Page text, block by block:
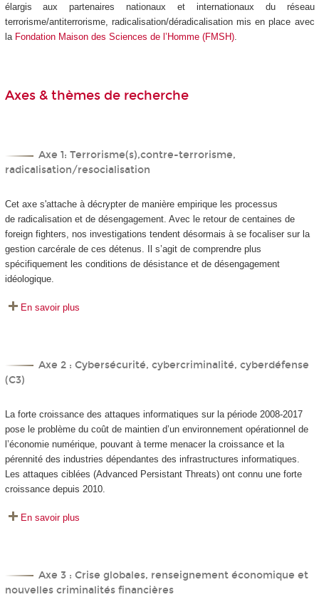
élargis aux partenaires nationaux et internationaux du réseau
terrorisme/antiterrorisme, radicalisation/déradicalisation mis en place avec
la Fondation Maison des Sciences de l’Homme (FMSH).
Axes & thèmes de recherche
Axe 1: Terrorisme(s),contre-terrorisme,
radicalisation/resocialisation
Cet axe s'attache à décrypter de manière empirique les processus
de radicalisation et de désengagement. Avec le retour de centaines de
foreign fighters, nos investigations tendent désormais à se focaliser sur la
gestion carcérale de ces détenus. Il s’agit de comprendre plus
spécifiquement les conditions de désistance et de désengagement
idéologique.
En savoir plus
Axe 2 : Cybersécurité, cybercriminalité, cyberdéfense
(C3)
La forte croissance des attaques informatiques sur la période 2008-2017
pose le problème du coût de maintien d’un environnement opérationnel de
l’économie numérique, pouvant à terme menacer la croissance et la
pérennité des industries dépendantes des infrastructures informatiques.
Les attaques ciblées (Advanced Persistant Threats) ont connu une forte
croissance depuis 2010.
En savoir plus
Axe 3 : Crise globales, renseignement économique et
nouvelles criminalités financières